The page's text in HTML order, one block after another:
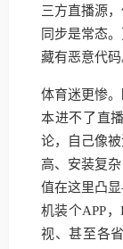
三方直播源
同步是常态
藏有恶意代码
体育迷更惨
本进不了直
论，自己像
高、安装复
值在这里凸
机装个APP
视、甚至各